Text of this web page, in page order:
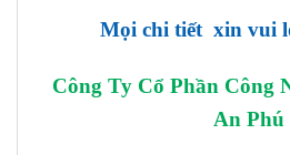
Mọi chi tiết xin vui
Công Ty Cổ Phần Công
An Phú